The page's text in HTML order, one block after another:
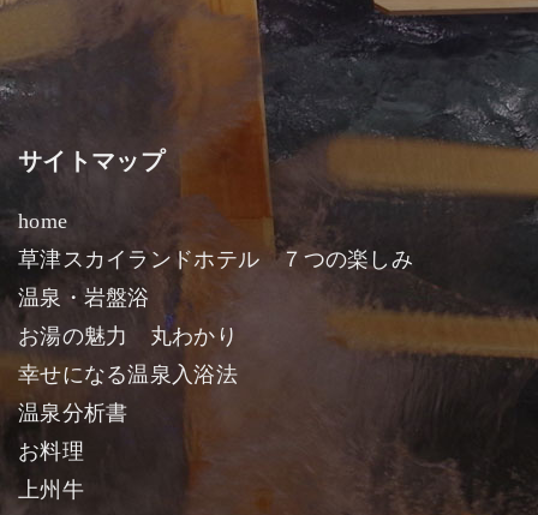
サイトマップ
home
草津スカイランドホテル ７つの楽しみ
温泉・岩盤浴
お湯の魅力 丸わかり
幸せになる温泉入浴法
温泉分析書
お料理
上州牛